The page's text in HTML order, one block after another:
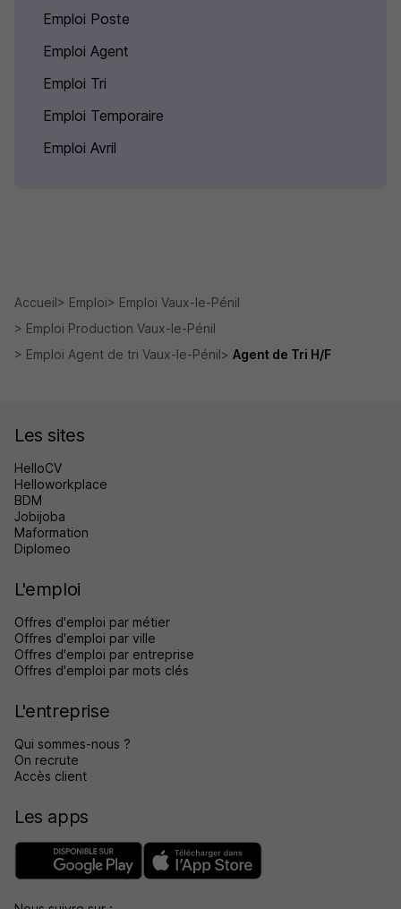
Emploi Poste
Emploi Agent
Emploi Tri
Emploi Temporaire
Emploi Avril
Accueil Emploi
Emploi Vaux-le-Pénil
Emploi Production Vaux-le-Pénil
Emploi Agent de tri Vaux-le-Pénil
Agent de Tri H/F
Les sites
HelloCV
Helloworkplace
BDM
Jobijoba
Maformation
Diplomeo
L'emploi
Offres d'emploi par métier
Offres d'emploi par ville
Offres d'emploi par entreprise
Offres d'emploi par mots clés
L'entreprise
Qui sommes-nous ?
On recrute
Accès client
Les apps